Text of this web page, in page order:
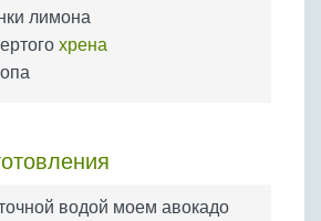
лимона
хрена
водой моем авокадо